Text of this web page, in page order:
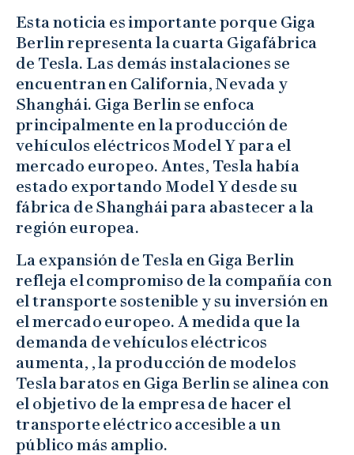
Esta noticia es importante porque Giga
Berlin representa la cuarta Gigafábrica
de Tesla. Las demás instalaciones se
encuentran en California, Nevada y
Shanghái. Giga Berlin se enfoca
principalmente en la producción de
vehículos eléctricos Model Y para el
mercado europeo. Antes, Tesla había
estado exportando Model Y desde su
fábrica de Shanghái para abastecer a la
región europea.
La expansión de Tesla en Giga Berlin
refleja el compromiso de la compañía con
el transporte sostenible y su inversión en
el mercado europeo. A medida que la
demanda de vehículos eléctricos
aumenta, , la producción de modelos
Tesla baratos en Giga Berlin se alinea con
el objetivo de la empresa de hacer el
transporte eléctrico accesible a un
público más amplio.